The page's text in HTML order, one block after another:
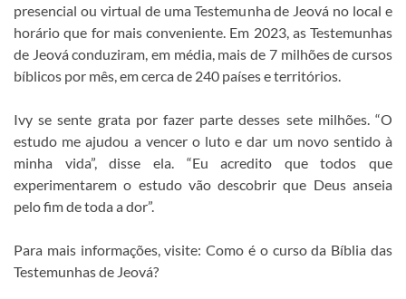
presencial ou virtual de uma Testemunha de Jeová no local e
horário que for mais conveniente. Em 2023, as Testemunhas
de Jeová conduziram, em média, mais de 7 milhões de cursos
bíblicos por mês, em cerca de 240 países e territórios.
Ivy se sente grata por fazer parte desses sete milhões. “O
estudo me ajudou a vencer o luto e dar um novo sentido à
minha vida”, disse ela. “Eu acredito que todos que
experimentarem o estudo vão descobrir que Deus anseia
pelo fim de toda a dor”.
Para mais informações, visite: Como é o curso da Bíblia das
Testemunhas de Jeová?